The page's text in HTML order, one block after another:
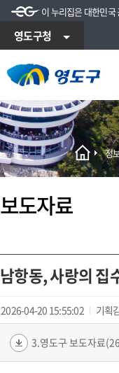
이 누리집은 대한민
영도구청
정
보도자료
남항동, 사랑의 집
2026-04-20 15:55:02 기획
3.영도구 보도자료